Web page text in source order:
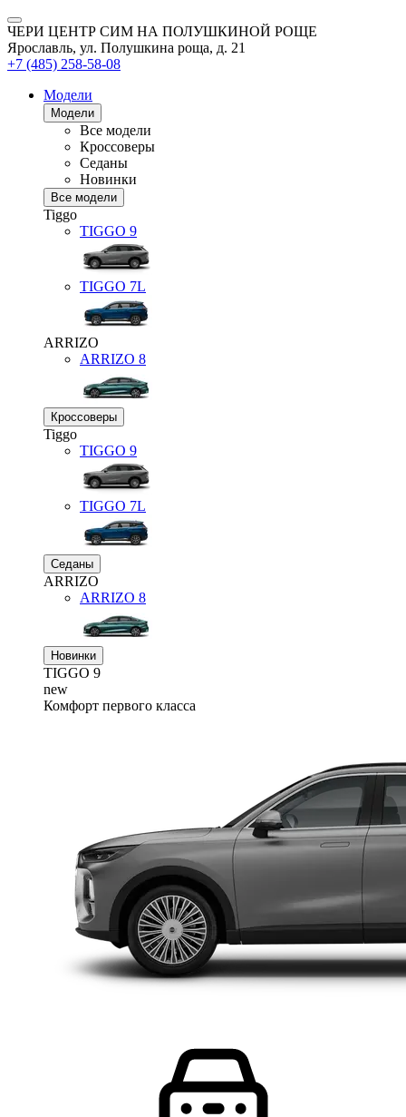
ЧЕРИ ЦЕНТР СИМ НА ПОЛУШКИНОЙ РОЩЕ
Ярославль, ул. Полушкина роща, д. 21
+7 (485) 258-58-08
Модели
Модели
Все модели
Кроссоверы
Седаны
Новинки
Все модели
Tiggo
TIGGO 9
TIGGO 7L
ARRIZO
ARRIZO 8
Кроссоверы
Tiggo
TIGGO 9
TIGGO 7L
Седаны
ARRIZO
ARRIZO 8
Новинки
TIGGO 9
new
Комфорт первого класса